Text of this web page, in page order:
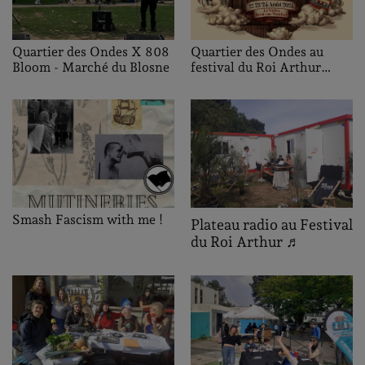
Quartier des Ondes X 808
Bloom - Marché du Blosne
Quartier des Ondes au
festival du Roi Arthur
Smash Fascism with me !
Plateau radio au Festival
du Roi Arthur ♬